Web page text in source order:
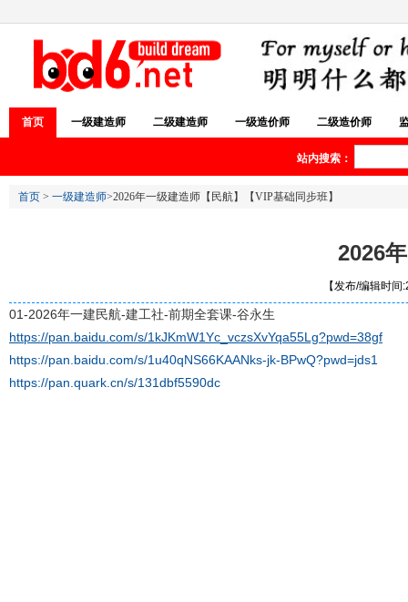
首页 一级建造师 二级建造师 一级造价师 二级造价师
站内搜索：
首页 > 一级建造师>2026年一级建造师【民航】【VIP基础同步班】
2026
【发布/编辑时
01-2026年一建民航-建工社-前期全套课-谷永生
https://pan.baidu.com/s/1kJKmW1Yc_vczsXvYqa55Lg?pwd=38gf
https://pan.baidu.com/s/1u40qNS66KAANks-jk-BPwQ?pwd=jds1
https://pan.quark.cn/s/131dbf5590dc